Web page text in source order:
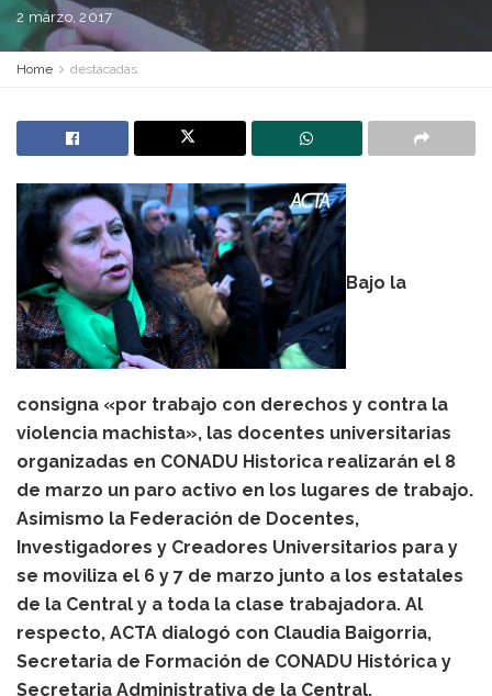
2 marzo, 2017
Home destacadas
Bajo la
consigna «por trabajo con derechos y contra la
violencia machista», las docentes universitarias
organizadas en CONADU Historica realizarán el 8
de marzo un paro activo en los lugares de trabajo.
Asimismo la Federación de Docentes,
Investigadores y Creadores Universitarios para y
se moviliza el 6 y 7 de marzo junto a los estatales
de la Central y a toda la clase trabajadora. Al
respecto, ACTA dialogó con Claudia Baigorria,
Secretaria de Formación de CONADU Histórica y
Secretaria Administrativa de la Central.